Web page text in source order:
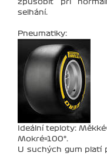
způsobit při
selhání.
Pneumatiky:
Ideální teploty:
Mokré=100°.
U suchých gum platí